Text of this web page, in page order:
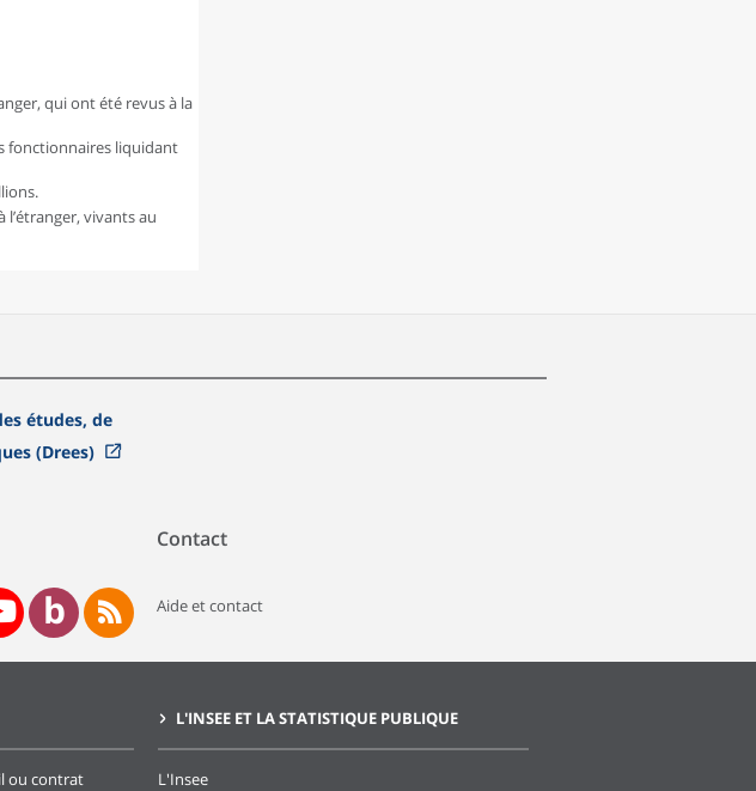
qui ont été revus à la
fonctionnaires liquidant
vivants au
études, de
(Drees)
Contact
Aide et contact
ou contrat
L'INSEE ET LA STATISTIQUE PUBLIQUE
L'Insee